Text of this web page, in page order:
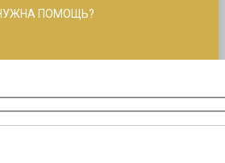
ПОМОЩЬ?